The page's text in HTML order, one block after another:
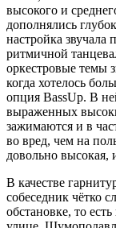
высокого и
дополнялись
настройка
ритмичной
оркестровые темы
когда хотелось
опция BassUp. В
выраженных
зажимаются и в
во вред, чем на
довольно высокая,
В качестве
собеседник чётко
обстановке, то